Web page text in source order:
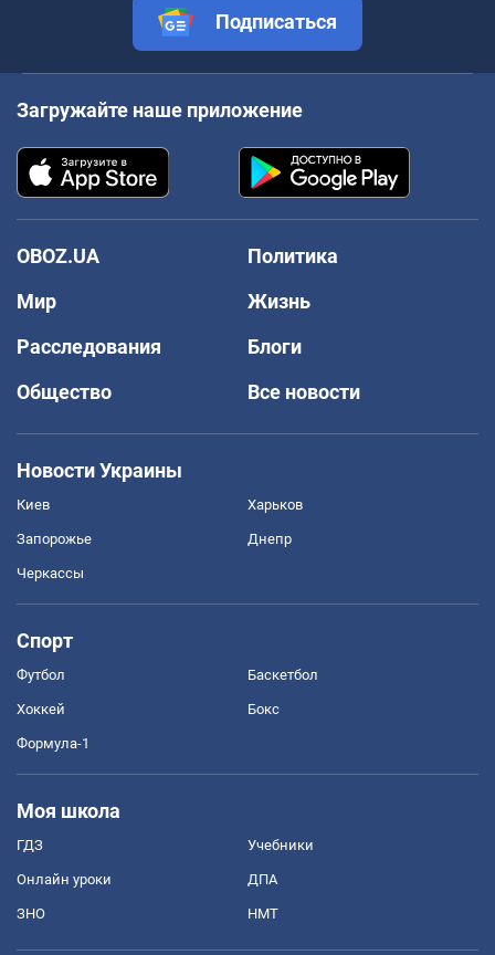
Подписаться
Загружайте наше приложение
OBOZ.UA
Политика
Мир
Жизнь
Расследования
Блоги
Общество
Все новости
Новости Украины
Киев Харьков
Запорожье Днепр
Черкассы
Спорт
Футбол Баскетбол
Хоккей Бокс
Формула-1
Моя школа
ГДЗ Учебники
Онлайн уроки ДПА
ЗНО НМТ